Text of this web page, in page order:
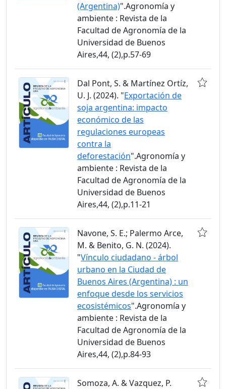
(Argentina)".Agronomía y
ambiente : Revista de la
Facultad de Agronomía de la
Universidad de Buenos
Aires,44, (2),p.57-69
Dal Pont, S. & Martínez Ortíz,
U. J. (2024). "Exportación de
soja argentina: impacto
económico de las
regulaciones europeas
contra la
deforestación".Agronomía y
ambiente : Revista de la
Facultad de Agronomía de la
Universidad de Buenos
Aires,44, (2),p.11-21
Navone, S. E.; Palermo Arce,
M. & Benito, G. N. (2024).
"Vínculo ciudadano - árbol
urbano en la Ciudad de
Buenos Aires (Argentina) : un
enfoque desde los servicios
ecosistémicos".Agronomía y
ambiente : Revista de la
Facultad de Agronomía de la
Universidad de Buenos
Aires,44, (2),p.84-93
Somoza, A. & Vazquez, P.